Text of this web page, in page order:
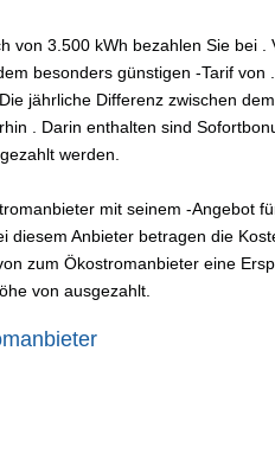
von 3.500 kWh bezahlen Sie bei .
besonders günstigen -Tarif von
jährliche Differenz zwischen
. Darin enthalten sind
werden.
mit seinem -Angebot
diesem Anbieter betragen die
zum Ökostromanbieter eine
von ausgezahlt.